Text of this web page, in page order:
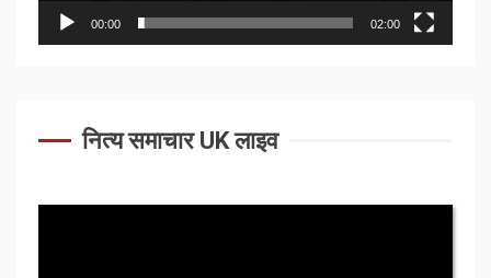
00:00 02:00
नित्य समाचार UK लाइव